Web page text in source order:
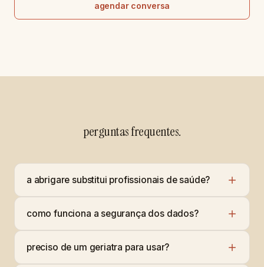
agendar conversa
perguntas frequentes.
a abrigare substitui profissionais de saúde?
como funciona a segurança dos dados?
preciso de um geriatra para usar?